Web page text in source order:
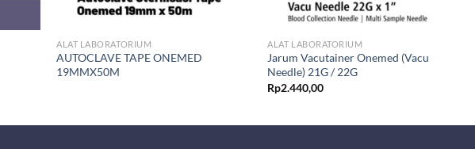
ALAT LABORATORIUM
AUTOCLAVE TAPE ONEMED
19MMX50M
ALAT LABORATORIUM
Jarum Vacutainer Onemed (Vacu
Needle) 21G / 22G
Rp2.440,00